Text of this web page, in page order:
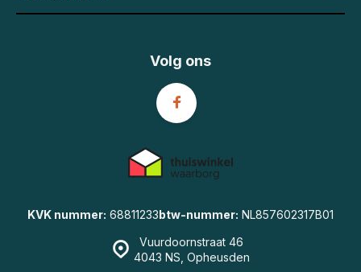
Vuurdoornstraat 46
4043 NS, Opheusden
KVK nummer: 68811233btw-nummer: NL857602317B01
Volg ons